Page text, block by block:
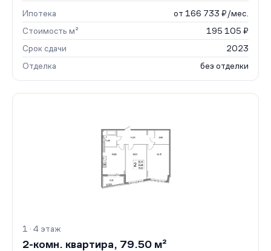
Ипотека
от 166 733 ₽/мес.
Стоимость м²
195 105 ₽
Срок сдачи
2023
Отделка
без отделки
1 · 4 этаж
2-комн. квартира, 79.50 м²